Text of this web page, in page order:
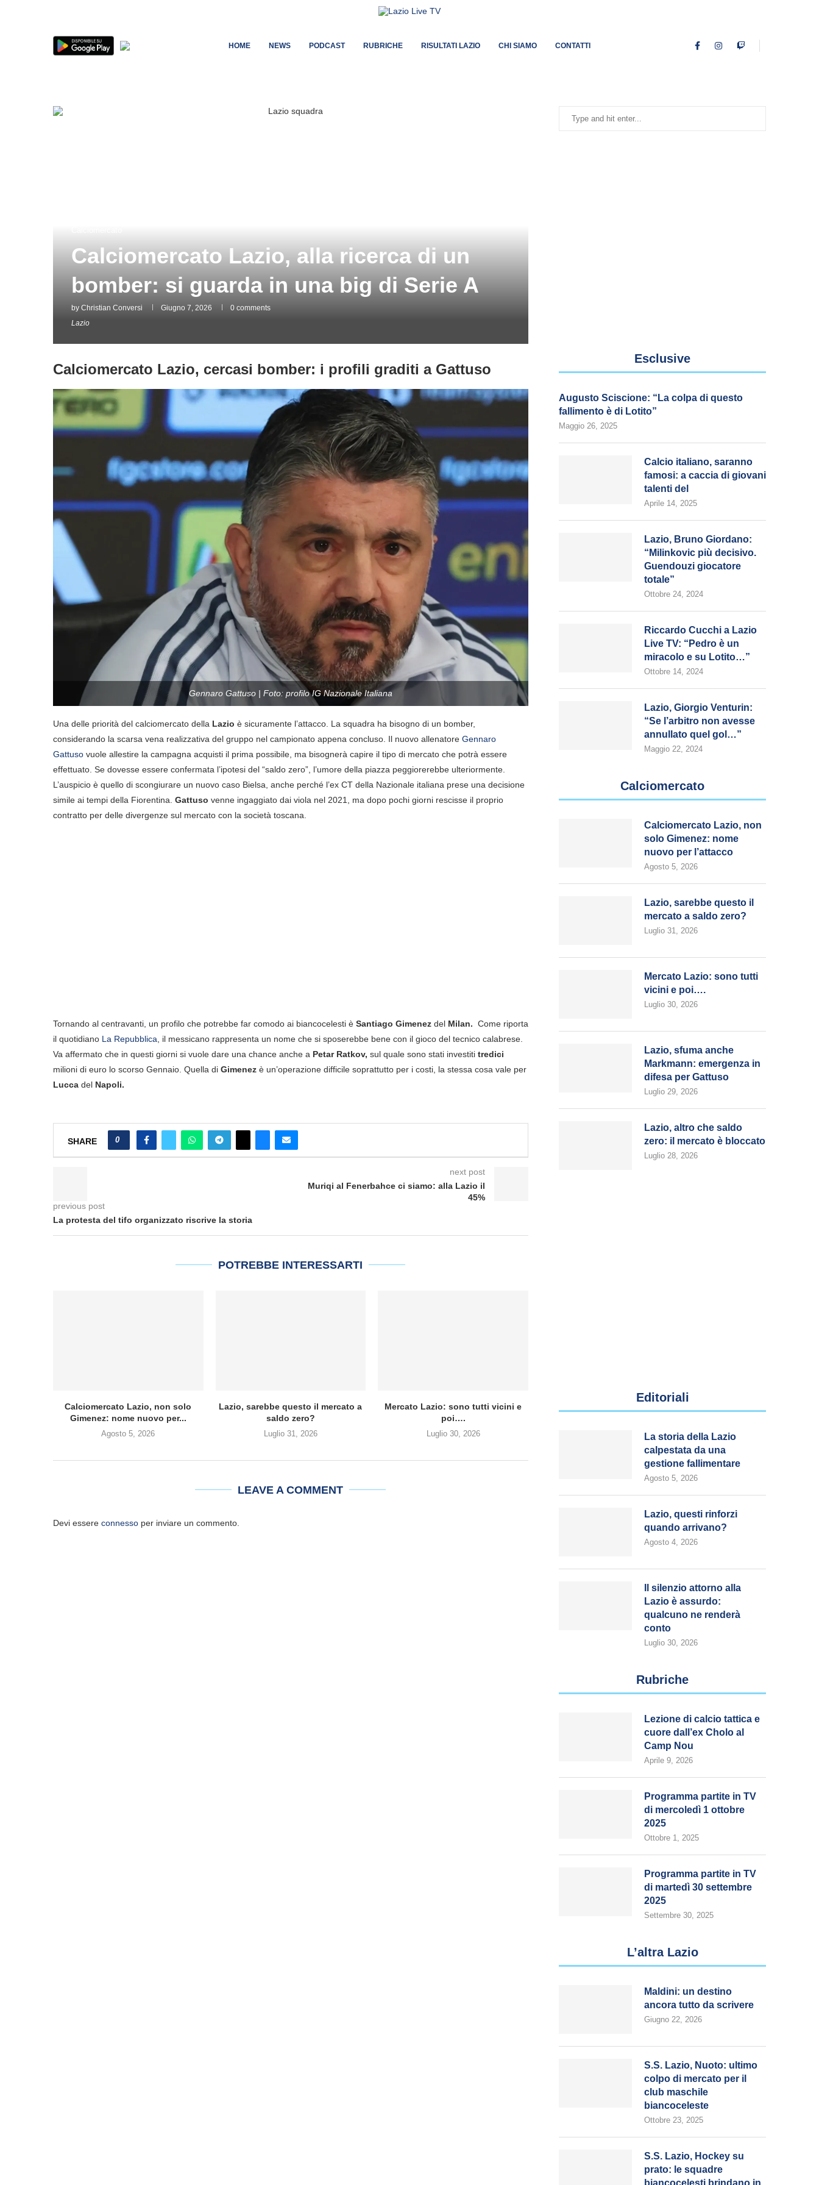
HOME NEWS PODCAST RUBRICHE RISULTATI LAZIO CHI SIAMO CONTATTI
Calciomercato Lazio, alla ricerca di un
bomber: si guarda in una big di Serie A
by Christian Conversi Giugno 7, 2026
0 comments
Lazio
Calciomercato Lazio, cercasi bomber: i profili graditi a Gattuso
Gennaro Gattuso | Foto: profilo IG Nazionale Italiana
Una delle priorità del calciomercato della Lazio è sicuramente l’attacco. La squadra ha bisogno di un bomber,
considerando la scarsa vena realizzativa del gruppo nel campionato appena concluso. Il nuovo allenatore Gennaro
Gattuso vuole allestire la campagna acquisti il prima possibile, ma bisognerà capire il tipo di mercato che potrà essere
effettuato. Se dovesse essere confermata l’ipotesi del “saldo zero”, l’umore della piazza peggiorerebbe ulteriormente.
L’auspicio è quello di scongiurare un nuovo caso Bielsa, anche perché l’ex CT della Nazionale italiana prese una decisione
simile ai tempi della Fiorentina. Gattuso venne ingaggiato dai viola nel 2021, ma dopo pochi giorni rescisse il proprio
contratto per delle divergenze sul mercato con la società toscana.
Tornando al centravanti, un profilo che potrebbe far comodo ai biancocelesti è Santiago Gimenez del Milan. Come riporta
il quotidiano La Repubblica , il messicano rappresenta un nome che si sposerebbe bene con il gioco del tecnico calabrese.
Va affermato che in questi giorni si vuole dare una chance anche a Petar Ratkov, sul quale sono stati investiti tredici
milioni di euro lo scorso Gennaio. Quella di Gimenez è un’operazione difficile soprattutto per i costi, la stessa cosa vale per
Lucca del Napoli.
SHARE 0
previous post
La protesta del tifo organizzato riscrive la storia
next post
Muriqi al Fenerbahce ci siamo: alla Lazio il
45%
POTREBBE INTERESSARTI
Calciomercato Lazio, non solo
Gimenez: nome nuovo per...
Agosto 5, 2026
Lazio, sarebbe questo il mercato a
saldo zero?
Luglio 31, 2026
Mercato Lazio: sono tutti vicini e
poi….
Luglio 30, 2026
LEAVE A COMMENT
Devi essere connesso per inviare un commento.
Esclusive
Augusto Sciscione: “La colpa di questo
fallimento è di Lotito”
Maggio 26, 2025
Calcio italiano, saranno
famosi: a caccia di giovani
talenti del
Aprile 14, 2025
Lazio, Bruno Giordano:
“Milinkovic più decisivo.
Guendouzi giocatore
totale”
Ottobre 24, 2024
Riccardo Cucchi a Lazio
Live TV: “Pedro è un
miracolo e su Lotito…”
Ottobre 14, 2024
Lazio, Giorgio Venturin:
“Se l’arbitro non avesse
annullato quel gol…”
Maggio 22, 2024
Calciomercato
Calciomercato Lazio, non
solo Gimenez: nome
nuovo per l’attacco
Agosto 5, 2026
Lazio, sarebbe questo il
mercato a saldo zero?
Luglio 31, 2026
Mercato Lazio: sono tutti
vicini e poi….
Luglio 30, 2026
Lazio, sfuma anche
Markmann: emergenza in
difesa per Gattuso
Luglio 29, 2026
Lazio, altro che saldo
zero: il mercato è bloccato
Luglio 28, 2026
Editoriali
La storia della Lazio
calpestata da una
gestione fallimentare
Agosto 5, 2026
Lazio, questi rinforzi
quando arrivano?
Agosto 4, 2026
Il silenzio attorno alla
Lazio è assurdo:
qualcuno ne renderà
conto
Luglio 30, 2026
Rubriche
Lezione di calcio tattica e
cuore dall’ex Cholo al
Camp Nou
Aprile 9, 2026
Programma partite in TV
di mercoledì 1 ottobre
2025
Ottobre 1, 2025
Programma partite in TV
di martedì 30 settembre
2025
Settembre 30, 2025
L’altra Lazio
Maldini: un destino
ancora tutto da scrivere
Giugno 22, 2026
S.S. Lazio, Nuoto: ultimo
colpo di mercato per il
club maschile
biancoceleste
Ottobre 23, 2025
S.S. Lazio, Hockey su
prato: le squadre
biancocelesti brindano in